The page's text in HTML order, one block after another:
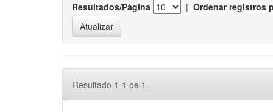
Resultados/Página | Ordenar registros
Resultado 1-1 de 1.